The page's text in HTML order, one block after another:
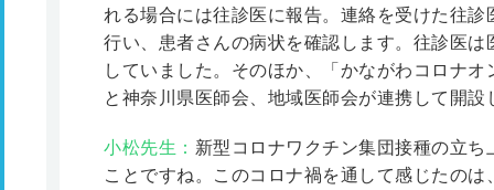
れる場合には往診医に報告。連絡を受けた往
行い、患者さんの病状を確認します。往診医
していました。そのほか、「かながわコロナ
と神奈川県医師会、地域医師会が連携して開設
小松先生： 新型コロナワクチン集団接種の立
ことですね。このコロナ禍を通して感じたの